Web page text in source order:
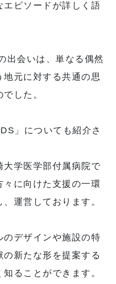
エピソードが詳しく語
出会いは、単なる偶然
元に対する共通の思
した。
」についても紹介さ
大学医学部付属病院で
に向けた支援の一環
運営しております。
デザインや施設の特
新たな形を提案する
ることができます。